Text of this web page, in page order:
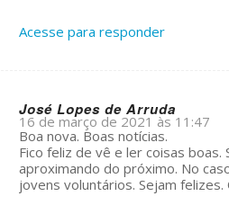
Acesse para responder
José Lopes de Arruda
s
16 de março de 2021 às 11:47
Boa nova. Boas notícias.
Fico feliz de vê e ler coisas
aproximando do próximo. No
jovens voluntários. Sejam